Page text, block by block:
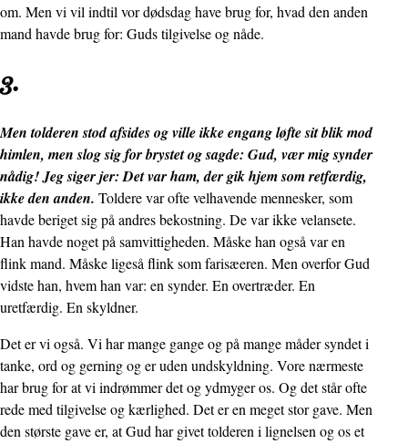
om. Men vi vil indtil vor dødsdag have brug for, hvad den anden
mand havde brug for: Guds tilgivelse og nåde.
3.
Men tolderen stod afsides og ville ikke engang løfte sit blik mod
himlen, men slog sig for brystet og sagde: Gud, vær mig synder
nådig! Jeg siger jer: Det var ham, der gik hjem som retfærdig,
ikke den anden. Toldere var ofte velhavende mennesker, som
havde beriget sig på andres bekostning. De var ikke velansete.
Han havde noget på samvittigheden. Måske han også var en
flink mand. Måske ligeså flink som farisæeren. Men overfor Gud
vidste han, hvem han var: en synder. En overtræder. En
uretfærdig. En skyldner.
Det er vi også. Vi har mange gange og på mange måder syndet i
tanke, ord og gerning og er uden undskyldning. Vore nærmeste
har brug for at vi indrømmer det og ydmyger os. Og det står ofte
rede med tilgivelse og kærlighed. Det er en meget stor gave. Men
den største gave er, at Gud har givet tolderen i lignelsen og os et